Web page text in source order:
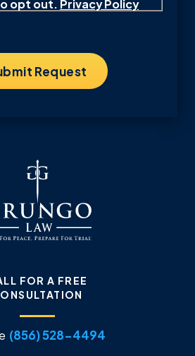
FOR A FREE
(856) 528-4494